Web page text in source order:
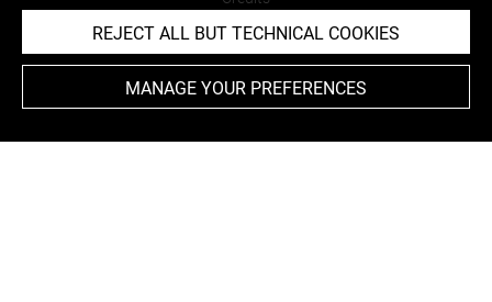
Accessibility : non compliant
REJECT ALL BUT TECHNICAL COOKIES
MANAGE YOUR PREFERENCES